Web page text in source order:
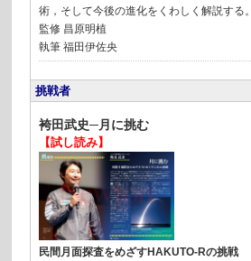
術，そして今後の進化をくわしく解説する。
監修 昌原明植
執筆 福田伊佐央
挑戦者
袴田武史─月に挑む
【試し読み】
民間月面探査をめざすHAKUTO-Rの挑戦